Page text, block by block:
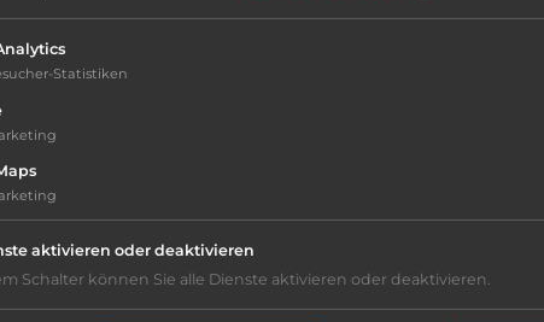
Fäkalienausguss
Geschirrspülbecken mit Warmwasser
Statistiken
aktivieren oder deaktivieren
Schalter können Sie alle Dienste aktivieren oder deaktivieren.